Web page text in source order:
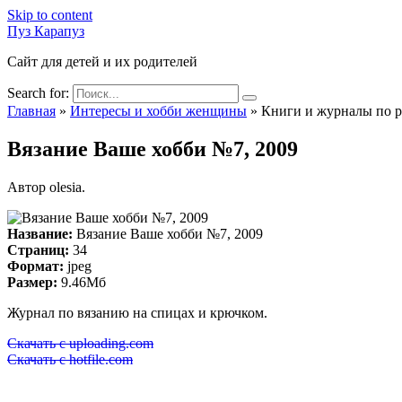
Skip to content
Пуз Карапуз
Сайт для детей и их родителей
Search for:
Главная » Интересы и хобби женщины » Книги и журналы по
Вязание Ваше хобби №7, 2009
Автор olesia.
Название: Вязание Ваше хобби №7, 2009
Страниц: 34
Формат: jpeg
Размер: 9.46Мб
Журнал по вязанию на спицах и крючком.
Скачать с uploading.com
Скачать с hotfile.com